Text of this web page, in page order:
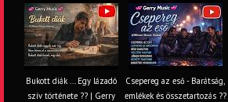
Bukott diák ... Egy lázadó
szív története ?? | Gerry
Csepereg az eső - Barátság,
emlékek és összetartozás ?️?